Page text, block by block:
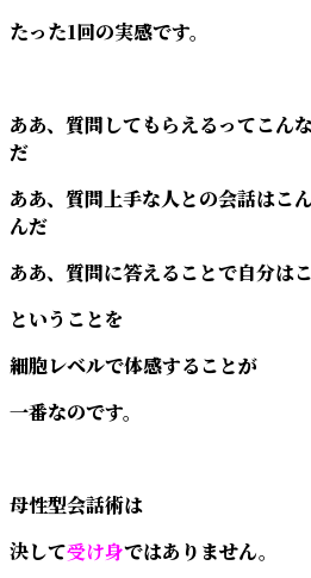
たった1回の実感です。
ああ、質問してもらえるってこん
だ
ああ、質問上手な人との会話はこ
んだ
ああ、質問に答えることで自分は
ということを
細胞レベルで体感することが
一番なのです。
母性型会話術は
決して受け身ではありません。